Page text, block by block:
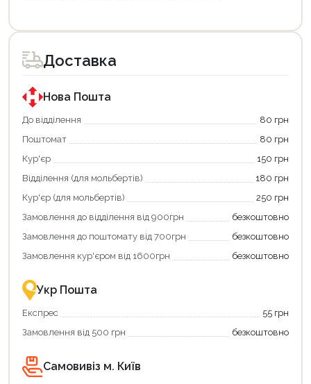
товар
для
покупки
державною
програмою
«Національний
кешбек».
покупку
«Національний
кешбек»
та
отримуйте
вигідне
повернення
Економте
більше
-
із
державною
Доставка
Нова Пошта
До відділення
80 грн
Поштомат
80 грн
Кур'єр
150 грн
Відділення (для мольбертів)
180 грн
Кур'єр (для мольбертів)
250 грн
Замовлення до відділення від 900грн
безкоштовно
Замовлення до поштомату від 700грн
безкоштовно
Замовлення кур'єром від 1600грн
безкоштовно
Укр Пошта
Експрес
55 грн
Замовлення від 500 грн
безкоштовно
Самовивіз м. Київ